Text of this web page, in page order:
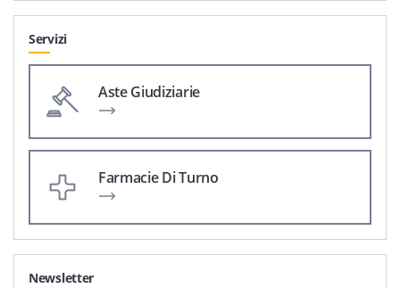
Servizi
Aste Giudiziarie
Farmacie Di Turno
Newsletter